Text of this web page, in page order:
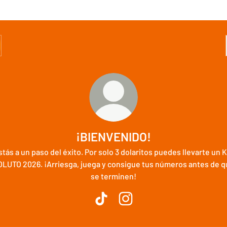
¡BIENVENIDO!
a un paso del éxito. Por solo 3 dolaritos puedes llevarte un
2026. ¡Arriesga, juega y consigue tus números antes de
se terminen!